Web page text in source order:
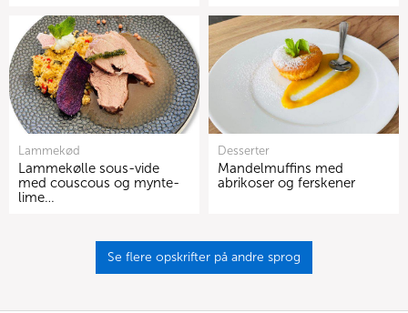
Lammekød
Lammekølle sous-vide
med couscous og mynte-
lime…
Desserter
Mandelmuffins med
abrikoser og ferskener
Se flere opskrifter på andre sprog